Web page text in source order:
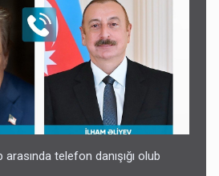
telefon danışığı olub